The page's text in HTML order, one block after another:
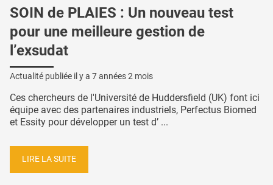
SOIN de PLAIES : Un nouveau test
pour une meilleure gestion de
l’exsudat
Actualité publiée il y a 7 années 2 mois
Ces chercheurs de l'Université de Huddersfield (UK) font ici
équipe avec des partenaires industriels, Perfectus Biomed
et Essity pour développer un test d’ ...
LIRE LA SUITE